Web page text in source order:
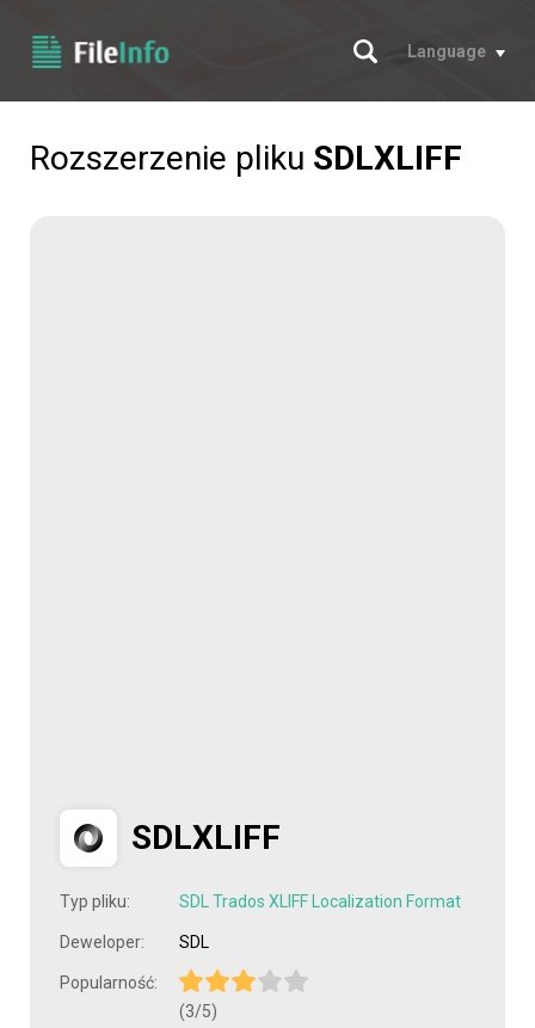
Szukaj
Language
Rozszerzenie pliku SDLXLIFF
SDLXLIFF
Typ pliku: SDL Trados XLIFF Localization Format
Deweloper: SDL
Popularność:
(3/5)